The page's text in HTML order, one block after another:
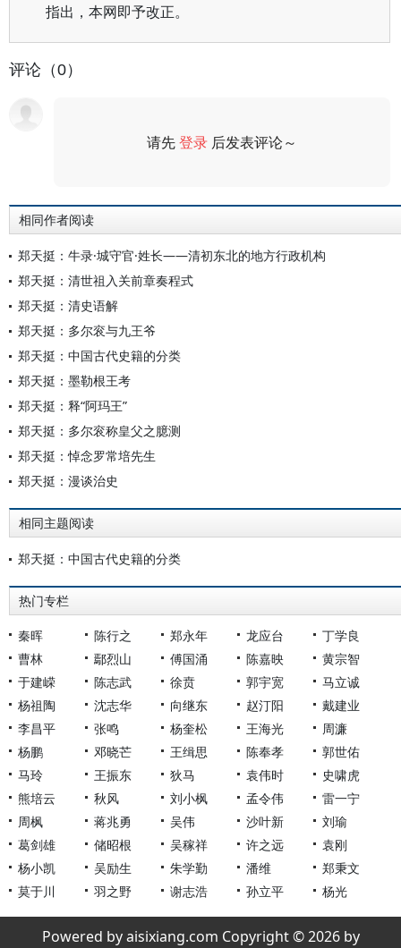
指出，本网即予改正。
评论（0）
请先登录 后发表评论～
相同作者阅读
郑天挺：牛录·城守官·姓长——清初东北的地方行政机构
郑天挺：清世祖入关前章奏程式
郑天挺：清史语解
郑天挺：多尔衮与九王爷
郑天挺：中国古代史籍的分类
郑天挺：墨勒根王考
郑天挺：释“阿玛王”
郑天挺：多尔衮称皇父之臆测
郑天挺：悼念罗常培先生
郑天挺：漫谈治史
相同主题阅读
郑天挺：中国古代史籍的分类
热门专栏
秦晖 陈行之 郑永年 龙应台
丁学良
曹林
鄢烈山 傅国涌 陈嘉映
黄宗智
于建嵘
陈志武 徐贲 郭宇宽
马立诚
杨祖陶
沈志华 向继东 赵汀阳
戴建业
李昌平
张鸣 杨奎松 王海光
周濂
杨鹏
邓晓芒 王缉思 陈奉孝
郭世佑
马玲
王振东 狄马 袁伟时
史啸虎
熊培云
秋风 刘小枫 孟令伟
雷一宁
周枫
蒋兆勇 吴伟 沙叶新
刘瑜
葛剑雄
储昭根 吴稼祥 许之远
袁刚
杨小凯
吴励生 朱学勤 潘维
郑秉文
莫于川
羽之野 谢志浩 孙立平 杨光
Powered by aisixiang.com Copyright © 2026 by